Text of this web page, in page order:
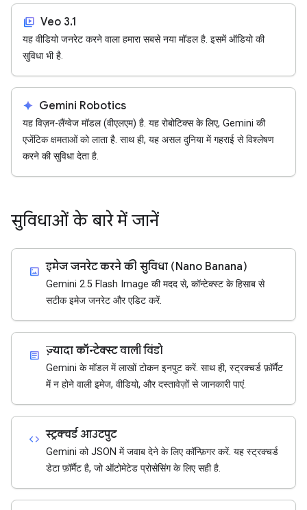
video_library Veo 3.1
यह वीडियो जनरेट करने वाला हमारा सबसे नया मॉडल है. इसमें ऑडियो की
सुविधा भी है.
spark Gemini Robotics
यह विज़न-लैंग्वेज मॉडल (वीएलएम) है. यह रोबोटिक्स के लिए, Gemini की
एजेंटिक क्षमताओं को लाता है. साथ ही, यह असल दुनिया में गहराई से विश्लेषण
करने की सुविधा देता है.
सुविधाओं के बारे में जानें
imagesmode इमेज जनरेट करने की सुविधा (Nano Banana)
Gemini 2.5 Flash Image की मदद से, कॉन्टेक्स्ट के हिसाब से
सटीक इमेज जनरेट और एडिट करें.
article ज़्यादा कॉन्टेक्स्ट वाली विंडो
Gemini के मॉडल में लाखों टोकन इनपुट करें. साथ ही, स्ट्रक्चर्ड फ़ॉर्मैट
में न होने वाली इमेज, वीडियो, और दस्तावेज़ों से जानकारी पाएं.
code स्ट्रक्चर्ड आउटपुट
Gemini को JSON में जवाब देने के लिए कॉन्फ़िगर करें. यह स्ट्रक्चर्ड
डेटा फ़ॉर्मैट है, जो ऑटोमेटेड प्रोसेसिंग के लिए सही है.